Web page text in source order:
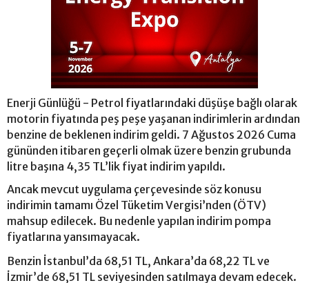
Enerji Günlüğü - Petrol fiyatlarındaki düşüşe bağlı olarak
motorin fiyatında peş peşe yaşanan indirimlerin ardından
benzine de beklenen indirim geldi. 7 Ağustos 2026 Cuma
gününden itibaren geçerli olmak üzere benzin grubunda
litre başına 4,35 TL’lik fiyat indirim yapıldı.
Ancak mevcut uygulama çerçevesinde söz konusu
indirimin tamamı Özel Tüketim Vergisi’nden (ÖTV)
mahsup edilecek. Bu nedenle yapılan indirim pompa
fiyatlarına yansımayacak.
Benzin İstanbul’da 68,51 TL, Ankara’da 68,22 TL ve
İzmir’de 68,51 TL seviyesinden satılmaya devam edecek.